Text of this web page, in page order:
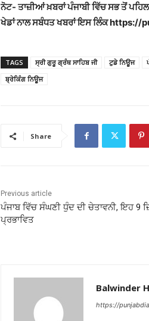
ਨੋਟ- ਤਾਜ਼ੀਆਂ ਖ਼ਬਰਾਂ ਪੰਜਾਬੀ ਵਿੱਚ ਸਭ ਤੋਂ
ਖੇਡਾਂ ਨਾਲ ਸਬੰਧਤ ਖਬਰਾਂ ਇਸ ਲਿੰਕ https://
TAGS ਸ੍ਰੀ ਗੁਰੂ ਗ੍ਰੰਥ ਸਾਹਿਬ ਜੀ ਟੁਡੇ ਨਿਊਜ
ਬ੍ਰੇਕਿੰਗ ਨਿਊਜ
Share
Previous article
ਪੰਜਾਬ ਵਿੱਚ ਸੰਘਣੀ ਧੁੰਦ ਦੀ ਚੇਤਾਵਨੀ, ਇਹ 9
ਪ੍ਰਭਾਵਿਤ
Balwinder
https://